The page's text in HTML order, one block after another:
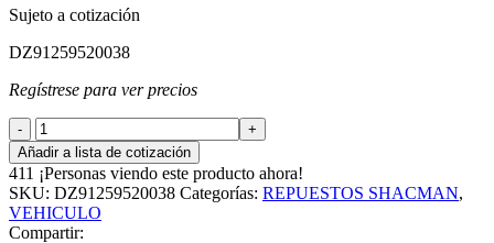
Sujeto a cotización
DZ91259520038
Regístrese para ver precios
CHUMACERA
EJE
TRASERO
VOLQUETA
SHACMAN
cantidad
Añadir a lista de cotización
411 ¡Personas viendo este producto ahora!
SKU: DZ91259520038 Categorías: REPUESTOS SHACMAN,
VEHICULO
Compartir: